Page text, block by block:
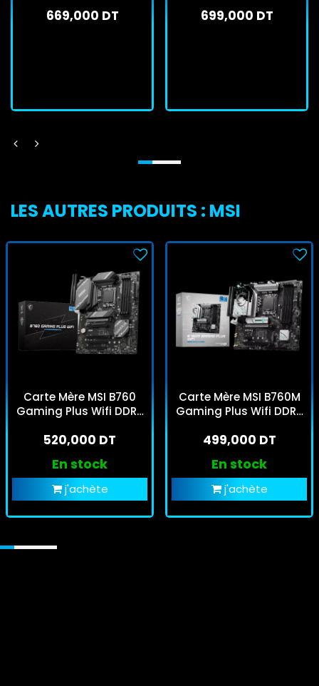
669,000 DT 699,000 DT
LES AUTRES PRODUITS : MSI
Carte Mère MSI B760
Gaming Plus Wifi DDR5
520,000 DT
En stock
j'achète
Carte Mère MSI B760M
Gaming Plus Wifi DDR5
499,000 DT
En stock
j'achète